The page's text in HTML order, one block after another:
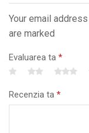
Your email
are marked
Evaluarea ta *
Recenzia ta *